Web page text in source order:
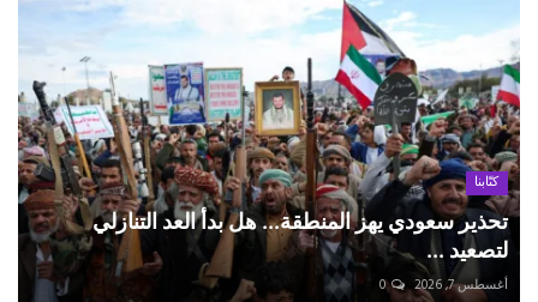
كتّابنا
تحذير سعودي يهز المنطقة... هل بدأ العد التنازلي
لتصعيد ...
أغسطس 7, 2026 0